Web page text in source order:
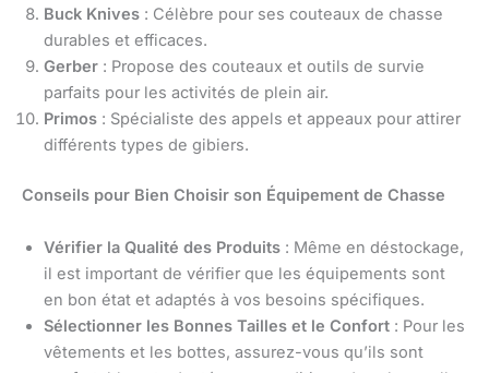
Buck Knives : Célèbre pour ses couteaux de chasse
durables et efficaces.
Gerber : Propose des couteaux et outils de survie
parfaits pour les activités de plein air.
Primos : Spécialiste des appels et appeaux pour attirer
différents types de gibiers.
Conseils pour Bien Choisir son Équipement de Chasse
Vérifier la Qualité des Produits : Même en déstockage,
il est important de vérifier que les équipements sont
en bon état et adaptés à vos besoins spécifiques.
Sélectionner les Bonnes Tailles et le Confort : Pour les
vêtements et les bottes, assurez-vous qu’ils sont